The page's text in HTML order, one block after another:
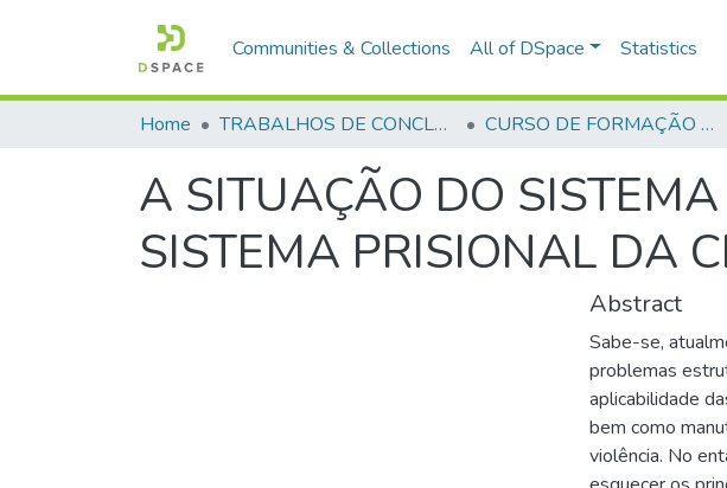
Communities & Collections All of DSpace Statistics
Home TRABALHOS DE CONCLUSÃO DE CURSO - CFP (CURSO DE FORMAÇÃO DE PRAÇAS) CURSO DE FORMAÇÃO DE PRAÇAS - CFP - 2018
A SITUAÇÃO DO
SISTEMA PRISIONAL DA
Abstract
Sabe-se,
problemas
aplicabilidade
bem como
violência. No